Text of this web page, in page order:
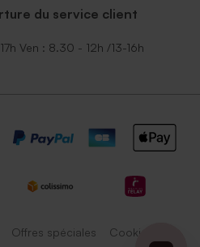
du service client
Ven : 8.30 - 12h /13-16h
Offres spéciales Cookies